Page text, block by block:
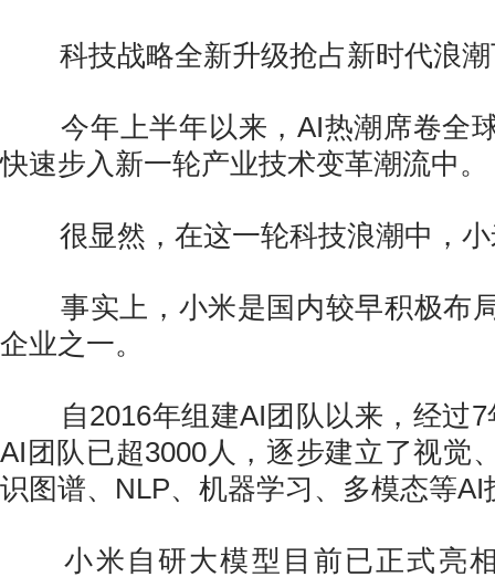
科技战略全新升级抢占新时代浪
今年上半年以来，AI热潮席卷全
快速步入新一轮产业技术变革潮流中。
很显然，在这一轮科技浪潮中，小
事实上，小米是国内较早积极布
企业之一。
自2016年组建AI团队以来，经过7
AI团队已超3000人，逐步建立了视觉
识图谱、NLP、机器学习、多模态等AI
小米自研大模型目前已正式亮相